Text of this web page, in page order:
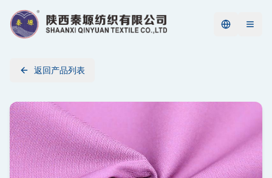
返回产品列表